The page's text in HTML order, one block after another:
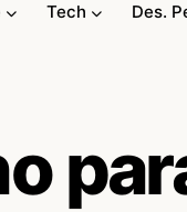
Tech Des.